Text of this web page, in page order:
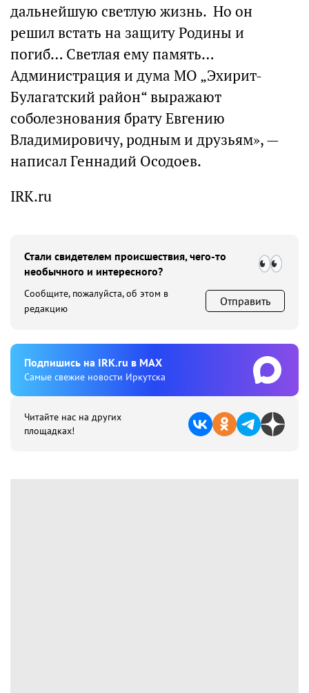
дальнейшую светлую жизнь. Но он
решил встать на защиту Родины и
погиб… Светлая ему память…
Администрация и дума МО „Эхирит-
Булагатский район“ выражают
соболезнования брату Евгению
Владимировичу, родным и друзьям», —
написал Геннадий Осодоев.
IRK.ru
Стали свидетелем происшествия, чего-то
необычного и интересного?
Сообщите, пожалуйста, об этом в
редакцию
Отправить
Подпишиcь на IRK.ru в MAX
Cамые свежие новости Иркутска
Читайте нас на других
площадках!